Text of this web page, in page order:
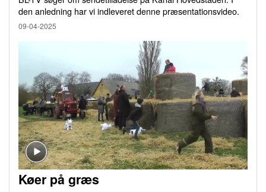
den anledning har vi indleveret denne præsentationsvideo.
09-04-2025
Køer på græs